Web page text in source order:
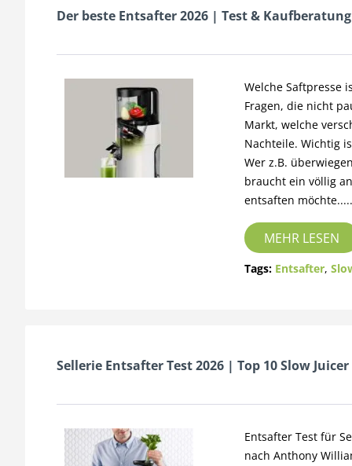
Der beste Entsafter 2026 | Test & Kaufberatung
Welche Saftpresse
Fragen, die nicht
Markt, welche
Nachteile. Wichtig
Wer z.B.
braucht ein völlig
entsaften möchte.....
MEHR LESEN
Tags: Entsafter,
Sellerie Entsafter Test 2026 | Top 10 Slow
Entsafter Test für
nach Anthony